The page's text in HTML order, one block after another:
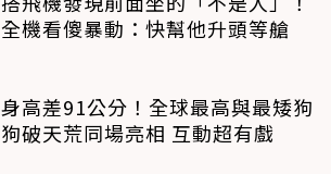
全機看傻暴動：快幫他升頭等艙
身高差91公分！全球最高與最矮狗
狗破天荒同場亮相 互動超有戲